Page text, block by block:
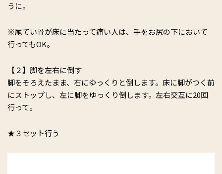
うに。
※尾てい骨が床に当たって痛い人は、手をお尻の下において
行ってもOK。
【２】脚を左右に倒す
脚をそろえたまま、右にゆっくりと倒します。床に脚がつく前
にストップし、左に脚をゆっくり倒します。左右交互に20回
行って。
★３セット行う